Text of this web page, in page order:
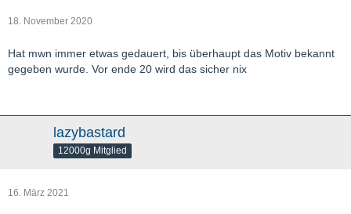
18. November 2020
Hat mwn immer etwas gedauert, bis überhaupt das Motiv bekannt
gegeben wurde. Vor ende 20 wird das sicher nix
lazybastard
12000g Mitglied
16. März 2021